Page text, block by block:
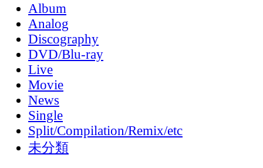
Album
Analog
Discography
DVD/Blu-ray
Live
Movie
News
Single
Split/Compilation/Remix/etc
未分類